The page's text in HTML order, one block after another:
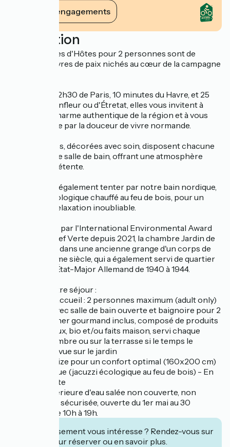
Voir ses engagements
Description
Nos Chambres d'Hôtes pour 2 personnes sont de
véritables havres de paix nichés au cœur de la campagne
À seulement 2h30 de Paris, 10 minutes du Havre, et 25
minutes d'Honfleur ou d'Étretat, elles vous invitent à
savourer le charme authentique de la région et à vous
laisser séduire par la douceur de vivre normande.
Nos chambres, décorées avec soin, disposent chacune
de leur propre salle de bain, offrant une atmosphère
propice à la détente.
Laissez-vous également tenter par notre bain nordique,
un jacuzzi écologique chauffé au feu de bois, pour un
moment de relaxation inoubliable.
Récompensé par l'International Environmental Award
Green Key/Clef Verte depuis 2021, la chambre Jardin de
Sel est située dans une ancienne grange d'un corps de
ferme du 19ème siècle, qui a également servi de quartier
général à un État-Major Allemand de 1940 à 1944.
Détails de votre séjour :
- Capacité d'accueil : 2 personnes maximum (adult only)
- Chambre avec salle de bain ouverte et baignoire pour 2
- Petit-déjeuner gourmand inclus, composé de produits
frais, régionaux, bio et/ou faits maison, servi chaque
matin en chambre ou sur la terrasse si le temps le
permet, avec vue sur le jardin
- Lit Queen Size pour un confort optimal (160x200 cm)
- Bain nordique (jacuzzi écologique au feu de bois) - En
option payante
- Piscine extérieure d'eau salée non couverte, non
chauffée, non sécurisée, ouverte du 1er mai au 30
septembre de 10h à 19h.
Cet établissement vous intéresse ? Rendez-vous sur
leur site pour réserver ou en savoir plus.